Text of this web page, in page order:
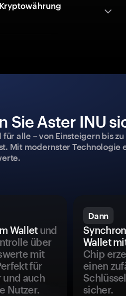
Sie Aster INU
alle – von Einsteigern bis
Mit modernster
Walletund
über
mit
für
und auch
Nutzer.
Dann
Wallet
Chip
einen
sicher.